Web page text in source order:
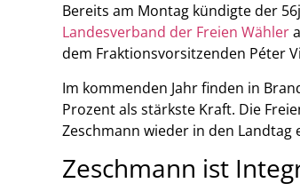
Bereits am Montag kündigte der
Landesverband der Freien Wähler
dem Fraktionsvorsitzenden Péter
Im kommenden Jahr finden in
Prozent als stärkste Kraft. Die
Zeschmann wieder in den Landtag
Zeschmann ist